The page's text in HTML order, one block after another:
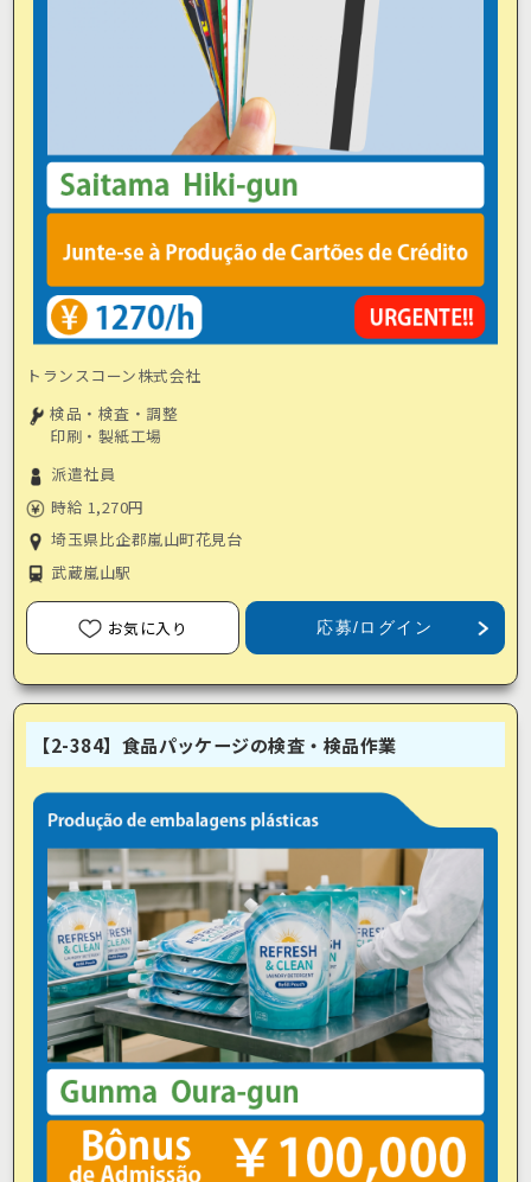
トランスコーン株式会社
検品・検査・調整
印刷・製紙工場
派遣社員
時給 1,270円
埼玉県比企郡嵐山町花見台
武蔵嵐山駅
お気に入り 応募/ログイン
【2-384】食品パッケージの検査・検品作業